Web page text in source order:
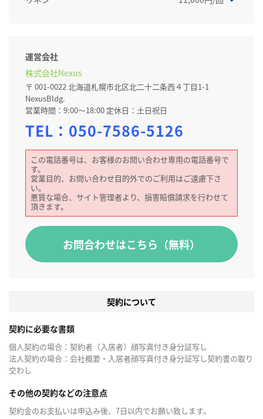
運営会社
株式会社Nexus
〒 001-0022 北海道札幌市北区北二十二条西４丁目1-1
NexusBldg.
営業時間：9:00～18:00 定休日：土日祝日
TEL： 050-7586-5126
この電話番号は、お客様のお問い合わせ専用の電話番号で
す。
営業目的、お問い合わせ目的外でのご利用はご遠慮下さ
い。
悪質な場合、サイト管理者より、損害賠償請求を行わせて
頂きます。
お問合わせはこちら（無料）
契約について
契約に必要な書類
個人契約の場合：契約者（入居者）顔写真付き身分証写し
法人契約の場合：会社概要・入居者顔写真付き身分証写し契約書の取り
交わし
その他の契約などの注意点
契約金のお支払いは申込み後、7日以内でお願い致します。